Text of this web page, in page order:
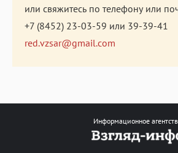
или свяжитесь по телефону или
+7 (8452) 23-03-59 или 39-39-41
red.vzsar@gmail.com
Информационное